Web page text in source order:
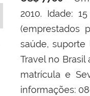
2010. Idade:
(emprestados
saúde, suporte
Travel no
matrícula e
informações: